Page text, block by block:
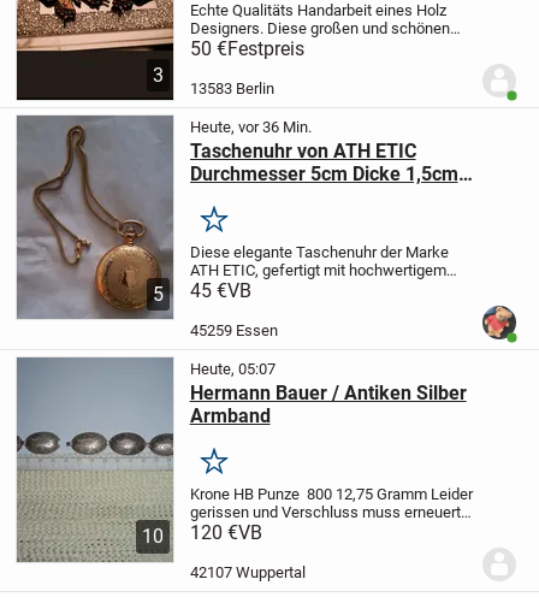
3
Echte Qualitäts Handarbeit eines Holz
Designers. Diese großen und schönen
Ohrringe sind einzigartige Unikate und ein
absoluter Hingucker.
Haushalt⭐Schaut gern bei meinen
50 €Festpreis
13583 Berlin
5
Heute, vor 36 Min.
Taschenuhr von ATH ETIC
Durchmesser 5cm Dicke 1,5cm
Merken
Diese elegante Taschenuhr der Marke
ATH ETIC, gefertigt mit hochwertigem
Quarzuhrwerk, vereint traditionelles
Durchmesser von 5 cm und einer
45 €VB
45259 Essen
10
Heute, 05:07
Hermann Bauer / Antiken Silber
Armband
Merken
Krone HB Punze 800 12,75 Gramm Leider
gerissen und Verschluss muss erneuert
werden weil es nicht richtig schließt !
EuroPflichtangabe : Privatverkauf ohne...
120 €VB
42107 Wuppertal